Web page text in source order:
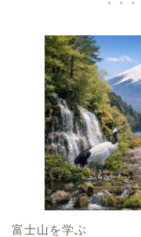
富士山を学ぶ